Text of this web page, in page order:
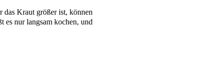
Kraut größer ist, können
es nur langsam kochen, und